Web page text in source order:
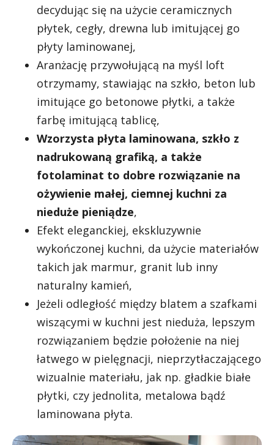
decydując się na użycie ceramicznych
płytek, cegły, drewna lub imitującej go
płyty laminowanej,
Aranżację przywołującą na myśl loft
otrzymamy, stawiając na szkło, beton lub
imitujące go betonowe płytki, a także
farbę imitującą tablicę,
Wzorzysta płyta laminowana, szkło z
nadrukowaną grafiką, a także
fotolaminat to dobre rozwiązanie na
ożywienie małej, ciemnej kuchni za
nieduże pieniądze,
Efekt eleganckiej, ekskluzywnie
wykończonej kuchni, da użycie materiałów
takich jak marmur, granit lub inny
naturalny kamień,
Jeżeli odległość między blatem a szafkami
wiszącymi w kuchni jest nieduża, lepszym
rozwiązaniem będzie położenie na niej
łatwego w pielęgnacji, nieprzytłaczającego
wizualnie materiału, jak np. gładkie białe
płytki, czy jednolita, metalowa bądź
laminowana płyta.